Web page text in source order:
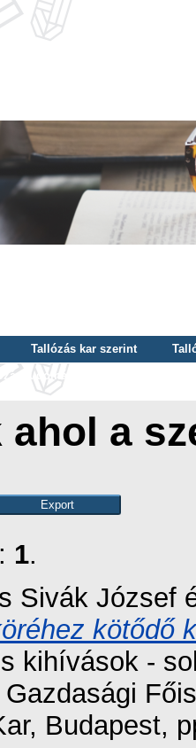
Tallózás kar szerint
tudományterület szerint
ahol a
1.
Sivák József
kötődő
kihívások -
Budapest,